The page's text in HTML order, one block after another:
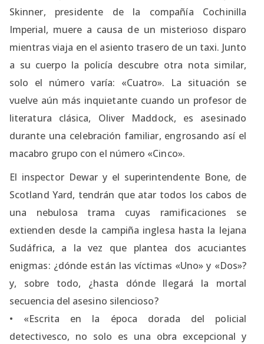
Skinner, presidente de la compañía Cochinilla
Imperial, muere a causa de un misterioso disparo
mientras viaja en el asiento trasero de un taxi. Junto
a su cuerpo la policía descubre otra nota similar,
solo el número varía: «Cuatro». La situación se
vuelve aún más inquietante cuando un profesor de
literatura clásica, Oliver Maddock, es asesinado
durante una celebración familiar, engrosando así el
macabro grupo con el número «Cinco».
El inspector Dewar y el superintendente Bone, de
Scotland Yard, tendrán que atar todos los cabos de
una nebulosa trama cuyas ramificaciones se
extienden desde la campiña inglesa hasta la lejana
Sudáfrica, a la vez que plantea dos acuciantes
enigmas: ¿dónde están las víctimas «Uno» y «Dos»?
y, sobre todo, ¿hasta dónde llegará la mortal
secuencia del asesino silencioso?
• «Escrita en la época dorada del policial
detectivesco, no solo es una obra excepcional y